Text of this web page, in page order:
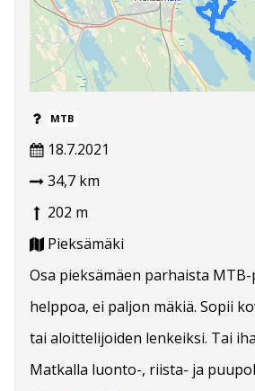
MTB
18.7.2021
34,7 km
202 m
Pieksämäki
Osa pieksämäen parhaista
helppoa, ei paljon mäkiä. Sopii
tai aloittelijoiden lenkeiksi. Tai
Matkalla luonto-, riista- ja